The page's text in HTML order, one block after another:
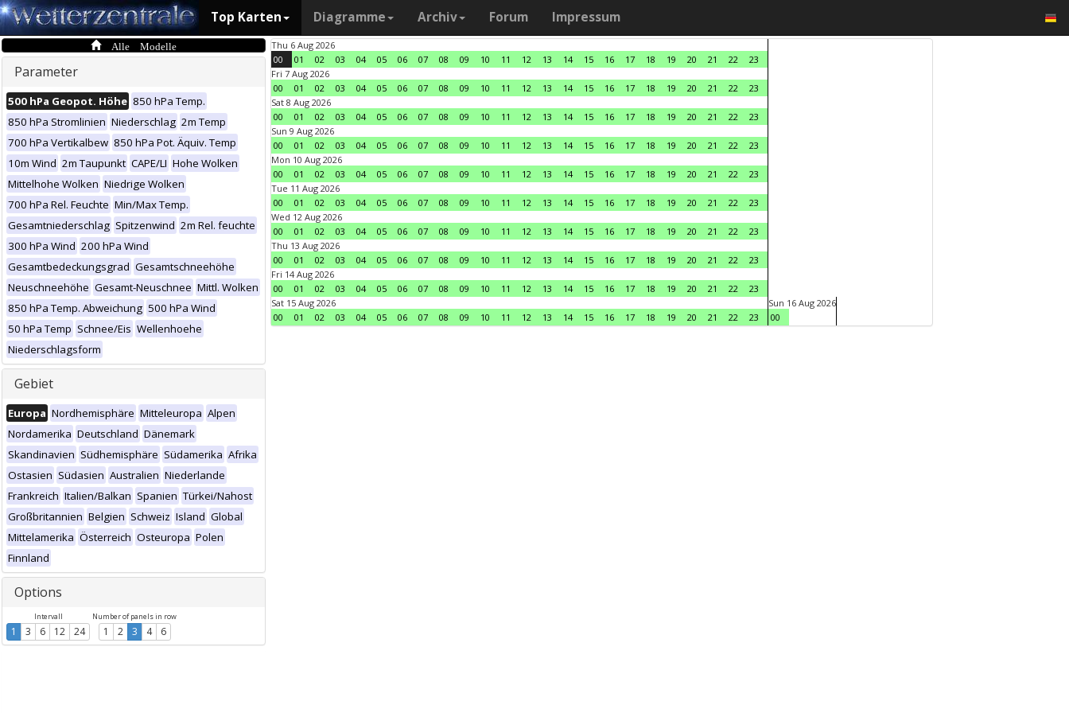
Top Karten Diagramme Archiv Forum Impressum
Alle Modelle
Parameter
500 hPa Geopot. Höhe 850 hPa Temp.
850 hPa Stromlinien Niederschlag 2m Temp
700 hPa Vertikalbew 850 hPa Pot. Äquiv. Temp
10m Wind 2m Taupunkt CAPE/LI Hohe Wolken
Mittelhohe Wolken Niedrige Wolken
700 hPa Rel. Feuchte Min/Max Temp.
Gesamtniederschlag Spitzenwind 2m Rel. feuchte
300 hPa Wind 200 hPa Wind
Gesamtbedeckungsgrad Gesamtschneehöhe
Neuschneehöhe Gesamt-Neuschnee Mittl. Wolken
850 hPa Temp. Abweichung 500 hPa Wind
50 hPa Temp Schnee/Eis Wellenhoehe
Niederschlagsform
Gebiet
Europa Nordhemisphäre Mitteleuropa Alpen
Nordamerika Deutschland Dänemark
Skandinavien Südhemisphäre Südamerika Afrika
Ostasien Südasien Australien Niederlande
Frankreich Italien/Balkan Spanien Türkei/Nahost
Großbritannien Belgien Schweiz Island Global
Mittelamerika Österreich Osteuropa Polen
Finnland
Options
Intervall
1 3 6 12 24
Number of panels in row
1 2 3 4 6
Thu 6 Aug 2026
00
01 02 03 04 05 06 07 08 09 10 11 12 13 14 15 16 17 18 19 20 21 22
23
Fri 7 Aug 2026
00
01 02 03 04 05 06 07 08 09 10 11 12 13 14 15 16 17 18 19 20 21 22
23
Sat 8 Aug 2026
00
01 02 03 04 05 06 07 08 09 10 11 12 13 14 15 16 17 18 19 20 21 22
23
Sun 9 Aug 2026
00
01 02 03 04 05 06 07 08 09 10 11 12 13 14 15 16 17 18 19 20 21 22
23
Mon 10 Aug 2026
00
01 02 03 04 05 06 07 08 09 10 11 12 13 14 15 16 17 18 19 20 21 22
23
Tue 11 Aug 2026
00
01 02 03 04 05 06 07 08 09 10 11 12 13 14 15 16 17 18 19 20 21 22
23
Wed 12 Aug 2026
00
01 02 03 04 05 06 07 08 09 10 11 12 13 14 15 16 17 18 19 20 21 22
23
Thu 13 Aug 2026
00
01 02 03 04 05 06 07 08 09 10 11 12 13 14 15 16 17 18 19 20 21 22
23
Fri 14 Aug 2026
00
01 02 03 04 05 06 07 08 09 10 11 12 13 14 15 16 17 18 19 20 21 22
23
Sat 15 Aug 2026
00
01 02 03 04 05 06 07 08 09 10 11 12 13 14 15 16 17 18 19 20 21 22 23
Sun 16 Aug 2026
00